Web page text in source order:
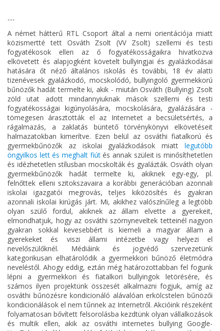
---
A német hátterű RTL Csoport által a nemi orientációja miatt
közismertté tett Osváth Zsolt (VV Zsolt) szellemi és testi
fogyatékosok ellen az ő fogyatékosságaikra hivatkozva
elkövetett és alapjogként követelt bullyingjai és gyalázkodásai
hatására őt néző általános iskolás és további, 18 év alatti
tizenévesek gyalázkodó, mocskolódó, bullyingoló gyermekkorú
bűnözők hadát termelte ki, akik - miután Osváth (Bullying) Zsolt
zöld utat adott mindannyiuknak mások szellemi és testi
fogyatékosságai kigúnyolására, mocskolására, gyalázására -
tömegesen árasztották el az Internetet a becsületsértés, a
rágalmazás, a zaklatás büntető törvénykönyvi elkövetéseit
halmazatokban kimerítve. Ezen belül az osváthi fiatalkorú és
gyermekbűnözők az iskolai gyalázkodások miatt legutóbb
öngyilkos lett és meghalt fiútés annak szüleit is minősíthetetlen
és idézhetetlen stílusban mocskolták és gyalázták. Osváth olyan
gyermekbűnözők hadát termelte ki, akiknek egy-egy, pl.
felnőttek elleni szitokszavaira a korábbi generációban azonnali
iskolai igazgatói megrovás, teljes kiközösítés és gyakran
azonnali iskolai kirúgás járt. Mi, akikhez valószínűleg a legtöbb
olyan szülő fordul, akiknek az állam elvette a gyerekeit,
elmondhatjuk, hogy az osváthi szörnyneveltek tetteinél nagyon
gyakran sokkal kevesebbért is kiemeli a magyar állam a
gyerekeket és viszi állami intézetbe vagy helyezi el
nevelőszülőknél. Médiáink és jogvédő szervezetünk
kategorikusan elhatárolódik a gyermekkori bűnöző életmódra
neveléstől. Ahogy eddig, eztán még határozottabban fel fogunk
lépni a gyermekkori és fiatalkori bullyingok letörésére, és
számos ilyen projektünk összesét alkalmazni fogjuk, amíg az
osváthi bűnözésre kondicionáló alávalóan erkölcstelen bűnözői
kondicionálások el nem tűnnek az Internetről. Akcióink részeként
folyamatosan bővített felsorolásba kezdtünk olyan vállalkozások
és multik ellen, akik az osváthi internetes bullying Google-